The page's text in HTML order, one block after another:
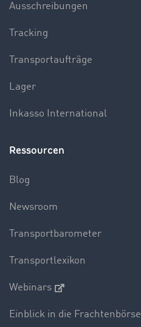
Ausschreibungen
Tracking
Transportaufträge
Lager
Inkasso International
Ressourcen
Blog
Newsroom
Transportbarometer
Transportlexikon
Webinars
Einblick in die Frachtenbörse